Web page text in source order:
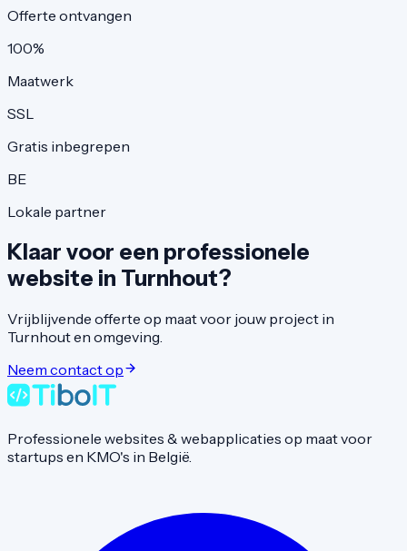
Offerte ontvangen
100%
Maatwerk
SSL
Gratis inbegrepen
BE
Lokale partner
Klaar voor een professionele
website in Turnhout?
Vrijblijvende offerte op maat voor jouw project in
Turnhouten omgeving.
Neem contact op
Professionele websites & webapplicaties op maat voor
startups en KMO's in België.